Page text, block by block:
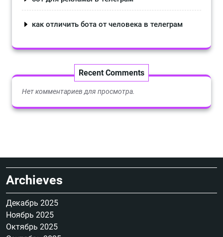
как отличить бота от человека в телеграм
Recent Comments
Нет комментариев для просмотра.
Archieves
Декабрь 2025
Ноябрь 2025
Октябрь 2025